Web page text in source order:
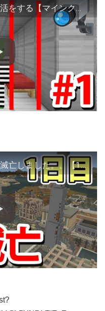
世界一の刑務所でチート生活をする【マインクラフト新脱獄 第1話】
【マインクラフト】地球が滅亡しました。。【1日目】